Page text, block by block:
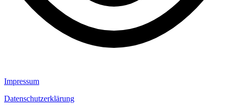
Impressum
Datenschutzerklärung